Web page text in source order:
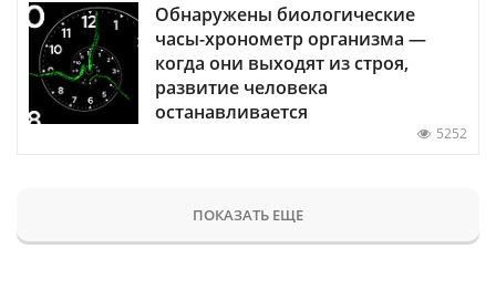
Обнаружены биологические
часы-хронометр организма —
когда они выходят из строя,
развитие человека
останавливается
5252
ПОКАЗАТЬ ЕЩЕ